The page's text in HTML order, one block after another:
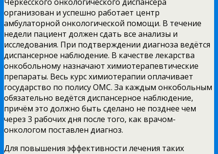
организован и успешно работает центр
амбулаторной онкологической помощи. В течение
недели пациент должен сдать все анализы и
исследования. При подтверждении диагноза ведётся
диспансерное наблюдение. В качестве лекарства
онкобольному назначают химиотерапевтические
препараты. Весь курс химиотерапии оплачивает
государство по полису ОМС. За каждым онкобольным
обязательно ведётся диспансерное наблюдение,
причём это должно быть сделано не позднее чем
через 3 рабочих дня после того, как врачом-
онкологом поставлен диагноз.
Для повышения эффективности лечения таких